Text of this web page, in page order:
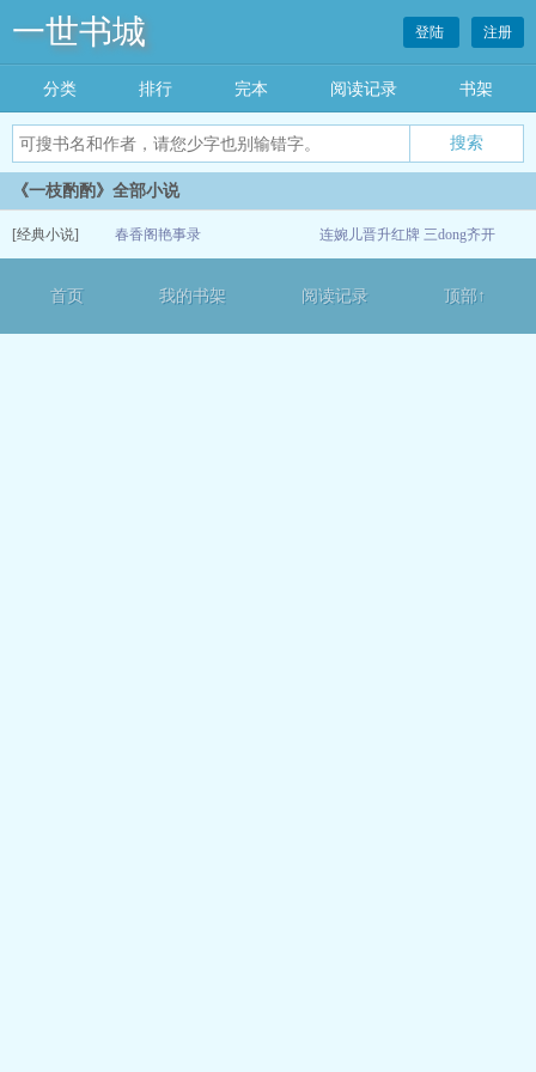
一世书城 登陆 注册
分类 排行 完本 阅读记录 书架
《一枝酌酌》全部小说
[经典小说] 春香阁艳事录 连婉儿晋升红牌 三dong齐开
首页 我的书架 阅读记录 顶部↑